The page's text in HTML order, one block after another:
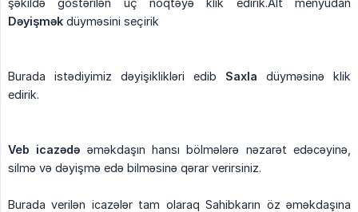
Dəyişmək düyməsini seçirik
Burada istədiyimiz dəyişiklikləri edib Saxla düyməsinə klik
edirik.
Veb icazədə əməkdaşın hansı bölmələrə nəzarət edəcəyinə,
silmə və dəyişmə edə bilməsinə qərar verirsiniz.
Burada verilən icazələr tam olaraq Sahibkarın öz əməkdaşına